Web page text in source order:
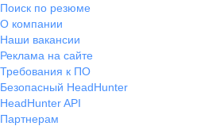
Поиск по резюме
О компании
Наши вакансии
Реклама на сайте
Требования к ПО
Безопасный HeadHunter
HeadHunter API
Партнерам